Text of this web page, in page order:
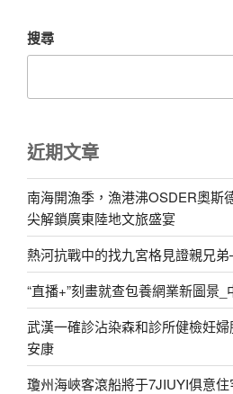
搜尋
近期文章
南海開漁季，漁港沸OSDER奧
尖解鎖廣東陸地文旅盛宴
熱河抗戰中的找九宮格見證親兄
“直播+”刻畫就查包養網業新圖景_
武漢一確診沾染森和診所健檢妊
安康
瓊州海峽客滾船將于7JIUYI俱意